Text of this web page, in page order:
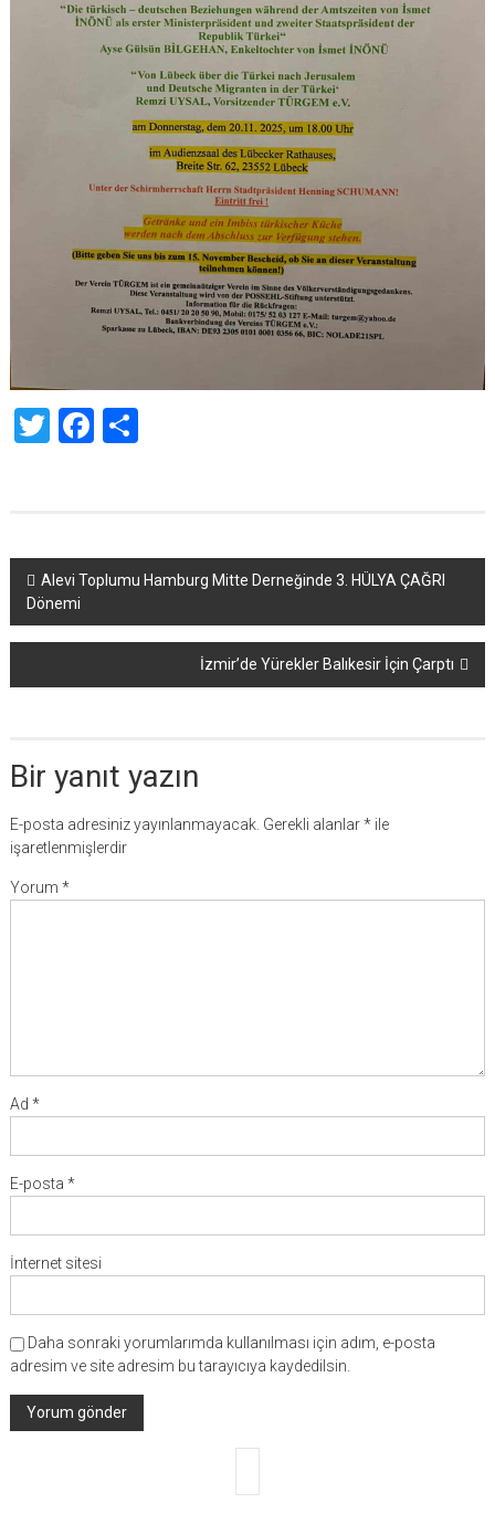
TwitterFacebook
Share
Yazı
dolaşımı
Alevi Toplumu Hamburg Mitte Derneğinde 3. HÜLYA ÇAĞRI
Dönemi
İzmir’de Yürekler Balıkesir İçin Çarptı
Bir yanıt yazın
E-posta adresiniz yayınlanmayacak. Gerekli alanlar*ile
işaretlenmişlerdir
Yorum *
Ad *
E-posta *
İnternet sitesi
Daha sonraki yorumlarımda kullanılması için adım, e-posta
adresim ve site adresim bu tarayıcıya kaydedilsin.